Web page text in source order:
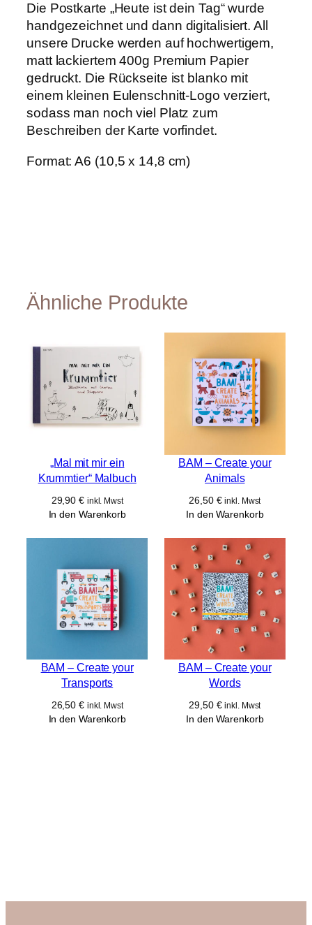
t
e
"
H
e
u
t
e
i
s
e
g
e
Die Postkarte „Heute ist dein Tag“ wurde
handgezeichnet und dann digitalisiert. All
unsere Drucke werden auf hochwertigem,
matt lackiertem 400g Premium Papier
gedruckt. Die Rückseite ist blanko mit
einem kleinen Eulenschnitt-Logo verziert,
sodass man noch viel Platz zum
Beschreiben der Karte vorfindet.
Format: A6 (10,5 x 14,8 cm)
Ähnliche Produkte
„Mal mit mir ein
Krummtier“ Malbuch
29,90€ inkl. Mwst
In den Warenkorb
BAM – Create your
Animals
26,50 € inkl. Mwst
In den Warenkorb
BAM – Create your
Transports
26,50€ inkl. Mwst
In den Warenkorb
BAM – Create your
Words
29,50 € inkl. Mwst
In den Warenkorb